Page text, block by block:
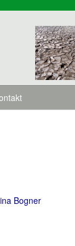
Bogner